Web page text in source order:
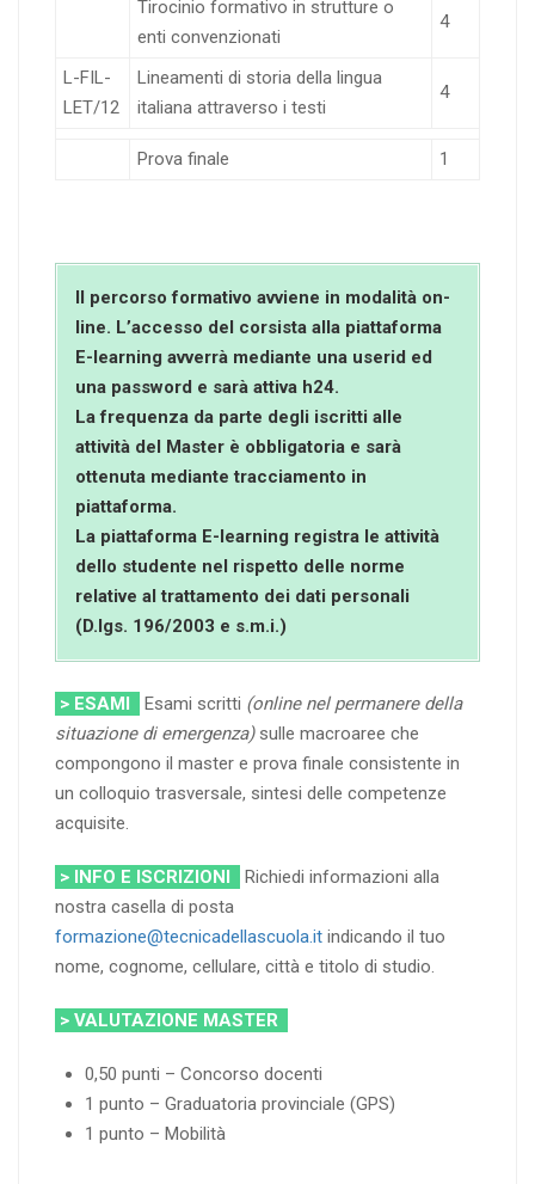
Tirocinio formativo in strutture o
enti convenzionati
4
L-FIL-
LET/12
Lineamenti di storia della lingua
italiana attraverso i testi
4
Prova finale 1
Il percorso formativo avviene in modalità on-
line. L’accesso del corsista alla piattaforma
E-learning avverrà mediante una userid ed
una password e sarà attiva h24.
La frequenza da parte degli iscritti alle
attività del Master è obbligatoria e sarà
ottenuta mediante tracciamento in
piattaforma.
La piattaforma E-learning registra le attività
dello studente nel rispetto delle norme
relative al trattamento dei dati personali
(D.lgs. 196/2003 e s.m.i.)
> ESAMI Esami scritti (online nel permanere della
situazione di emergenza)sulle macroaree che
compongono il master e prova finale consistente in
un colloquio trasversale, sintesi delle competenze
acquisite.
> INFO E ISCRIZIONI
Richiedi informazioni alla
nostra casella di posta
formazione@tecnicadellascuola.it indicando il tuo
nome, cognome, cellulare, città e titolo di studio.
> VALUTAZIONE MASTER
0,50 punti – Concorso docenti
1 punto – Graduatoria provinciale (GPS)
1 punto – Mobilità